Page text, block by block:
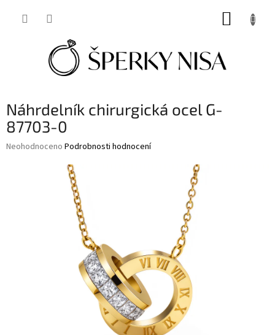
Náhrdelník chirurgická ocel G-
87703-0
Průměrné
Neohodnoceno Podrobnosti hodnocení